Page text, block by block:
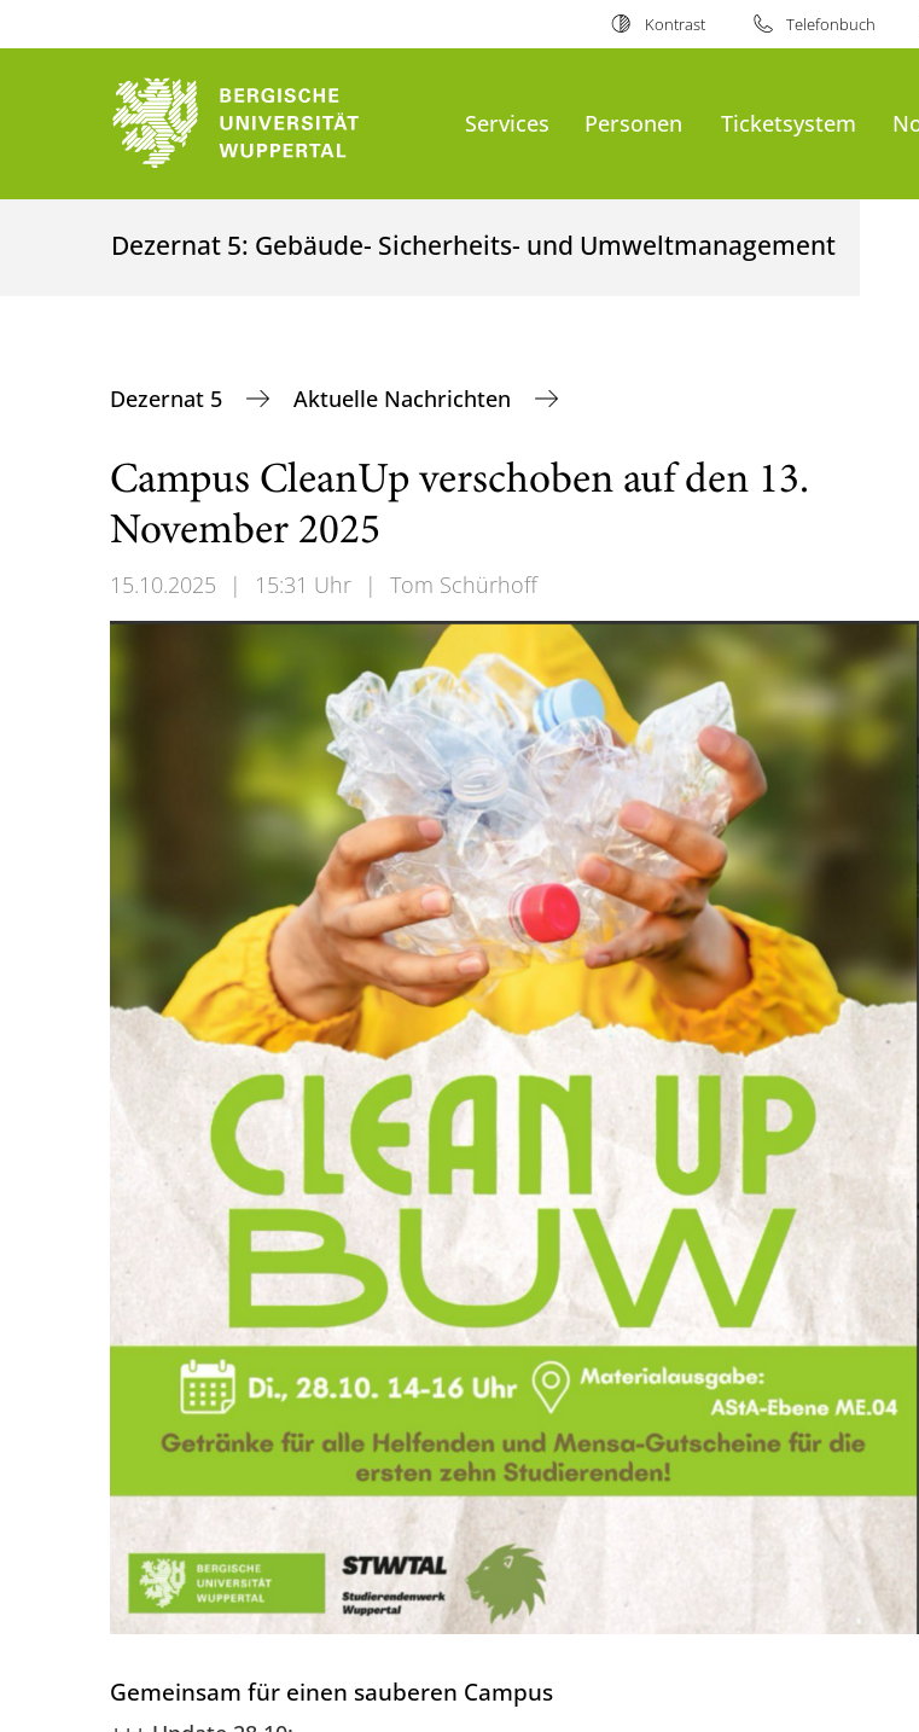
Kontrast Telefonbuch
Services Personen Ticketsystem
Dezernat 5: Gebäude- Sicherheits- und Umweltmanagement
Dezernat 5 Aktuelle Nachrichten
Campus CleanUp verschoben auf den 13.
November 2025
15.10.2025 | 15:31 Uhr | Tom Schürhoff
Gemeinsam für einen sauberen Campus